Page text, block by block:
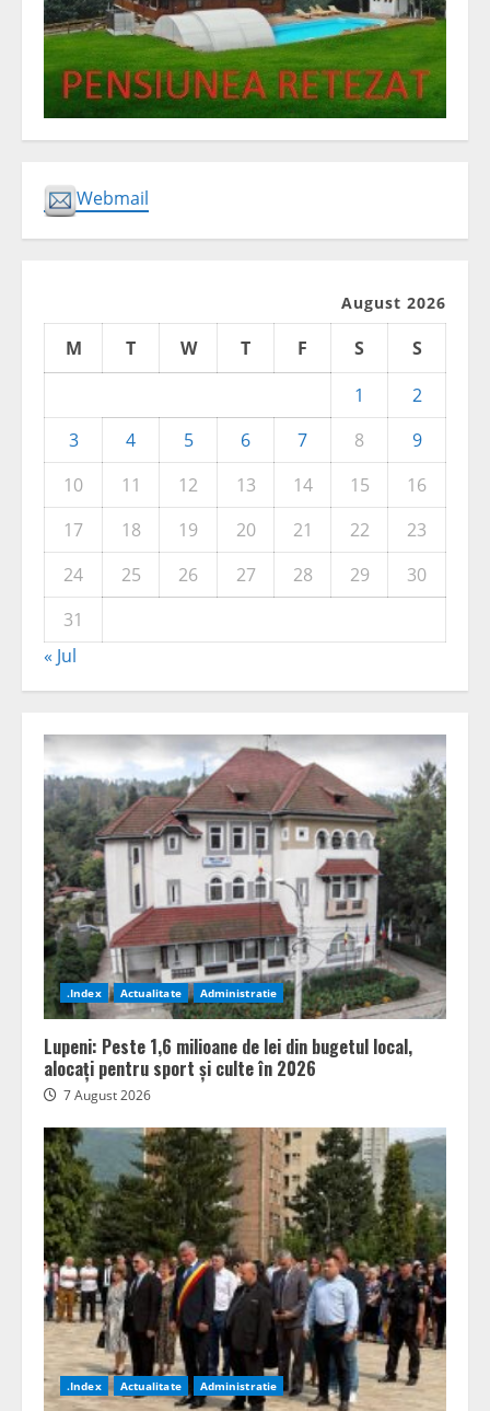
Webmail
August 2026
M T W T F S
S
1
2
3
4 5 6 7 8
9
10
11 12 13 14 15
16
17
18 19 20 21 22
23
24
25 26 27 28 29
30
31
« Jul
.Index Actualitate Administratie
Lupeni: Peste 1,6 milioane de lei din bugetul local,
alocați pentru sport și culte în 2026
7 August 2026
.Index Actualitate Administratie